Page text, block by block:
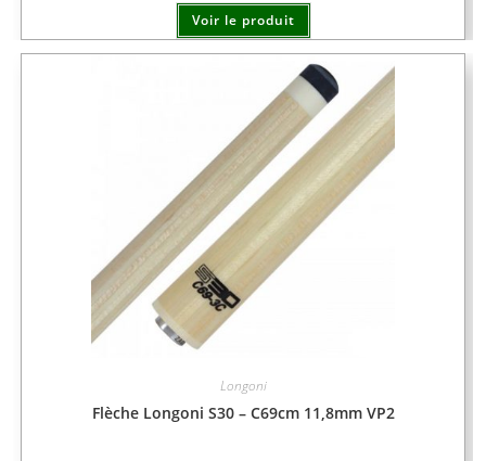
Voir le produit
Longoni
Flèche Longoni S30 – C69cm 11,8mm VP2